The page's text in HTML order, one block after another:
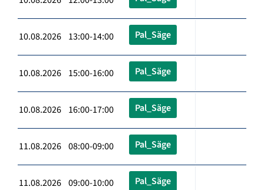
10.08.2026 13:00-14:00 Pal_Säge
10.08.2026 15:00-16:00 Pal_Säge
10.08.2026 16:00-17:00 Pal_Säge
11.08.2026 08:00-09:00 Pal_Säge
11.08.2026 09:00-10:00 Pal_Säge